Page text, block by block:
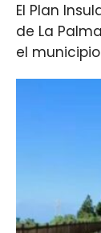
El Plan
de La
el municipio